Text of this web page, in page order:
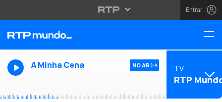
Entrar
A Minha Cena NO AR TV
RTP